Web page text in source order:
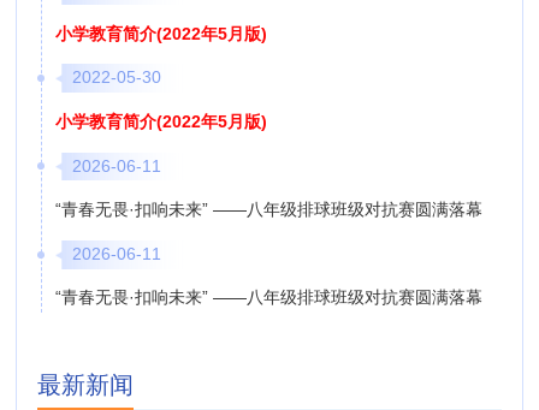
小学教育简介(2022年5月版)
2022-05-30
小学教育简介(2022年5月版)
2026-06-11
“青春无畏·扣响未来” ——八年级排球班级对抗赛圆满落幕
2026-06-11
“青春无畏·扣响未来” ——八年级排球班级对抗赛圆满落幕
最新新闻